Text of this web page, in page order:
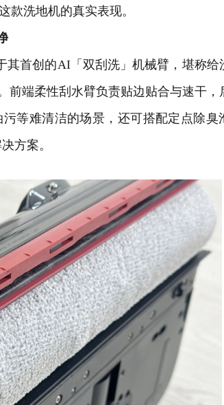
款洗地机的真实表现。
其首创的AI「双刮洗」机械臂，堪称给
前端柔性刮水臂负责贴边贴合与速干，
等难清洁的场景，还可搭配定点除臭
方案。